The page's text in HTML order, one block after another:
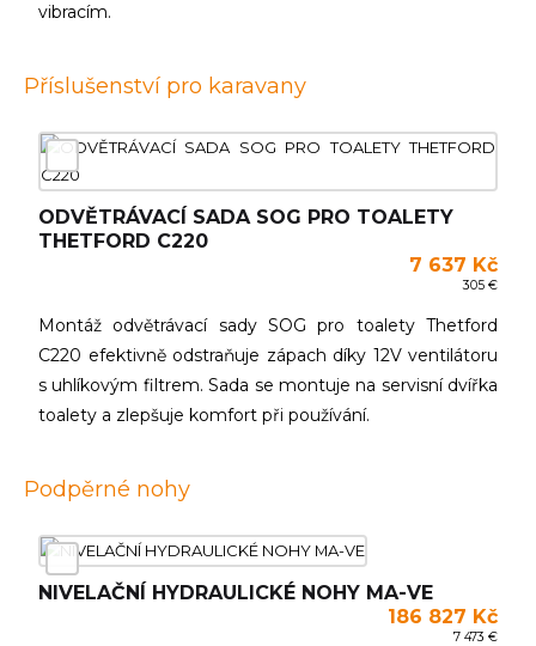
vibracím.
Příslušenství pro karavany
ODVĚTRÁVACÍ SADA SOG PRO TOALETY
THETFORD C220
7 637 Kč
305 €
Montáž odvětrávací sady SOG pro toalety Thetford
C220 efektivně odstraňuje zápach díky 12V ventilátoru
s uhlíkovým filtrem. Sada se montuje na servisní dvířka
toalety a zlepšuje komfort při používání.
Podpěrné nohy
NIVELAČNÍ HYDRAULICKÉ NOHY MA-VE
186 827 Kč
7 473 €